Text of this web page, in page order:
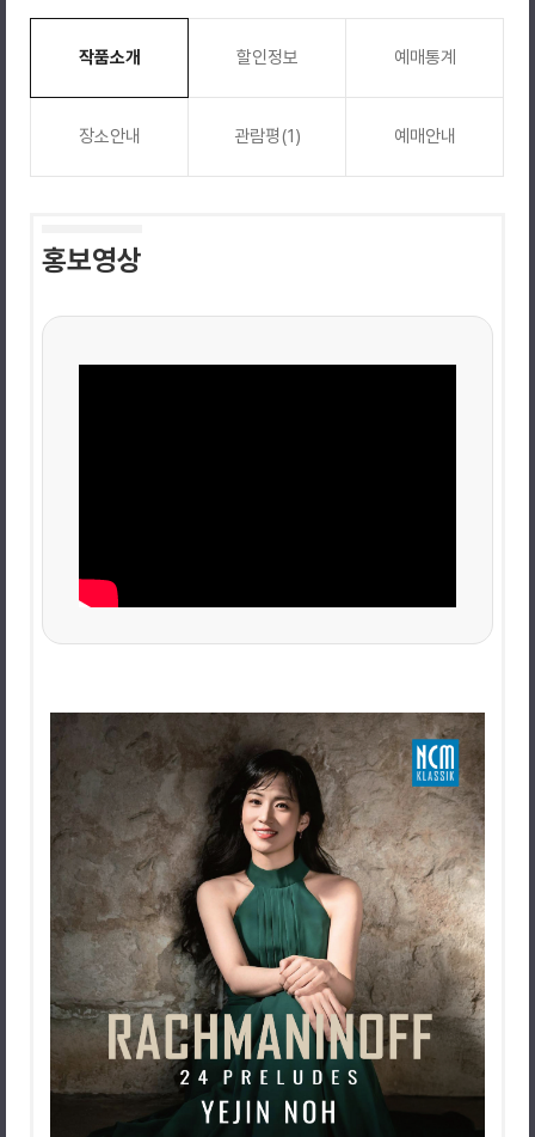
작품소개 할인정보 예매통계
장소안내 관람평(1) 예매안내
홍보영상